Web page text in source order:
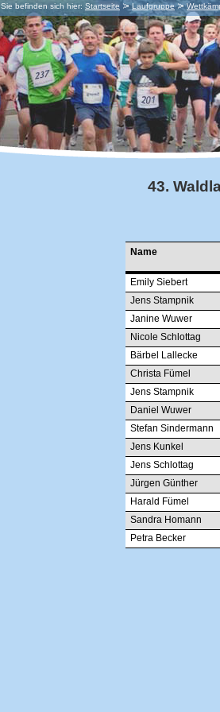
Sie befinden sich hier: Startseite Laufgruppe
43.
Name
Emily Siebert
Jens Stampnik
Janine Wuwer
Nicole Schlottag
Bärbel Lallecke
Christa Fümel
Jens Stampnik
Daniel Wuwer
Stefan Sindermann
Jens Kunkel
Jens Schlottag
Jürgen Günther
Harald Fümel
Sandra Homann
Petra Becker